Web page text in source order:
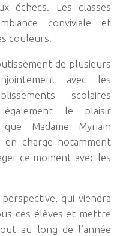
échecs. Les classes
conviviale et
couleurs.
de plusieurs
avec les
scolaires
le plaisir
Madame Myriam
en charge notamment
ce moment avec les
qui viendra
ces élèves et mettre
au long de l’année